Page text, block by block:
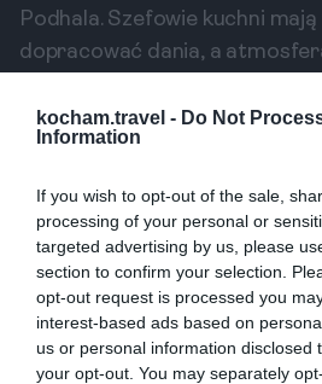
kocham.travel - Do Not
Information
If you wish to opt-out of the sale,
processing of your personal or
targeted advertising by us, please
section to confirm your selection.
opt-out request is processed you
interest-based ads based on
us or personal information disclosed
your opt-out. You may separately
Podhala. Szefowie kuchni
dopracować dania, a
Regionalne karczmy bez
Znalezienie wolnego stolika w
wyzwaniem. Poza sezonem
wybrać się na kolację i bez
wyśmienitej kwaśnicy,
jagnięciny. Obsługa ma więcej
opowiedzieć o serwowanych
Degustacja oscypka prosto